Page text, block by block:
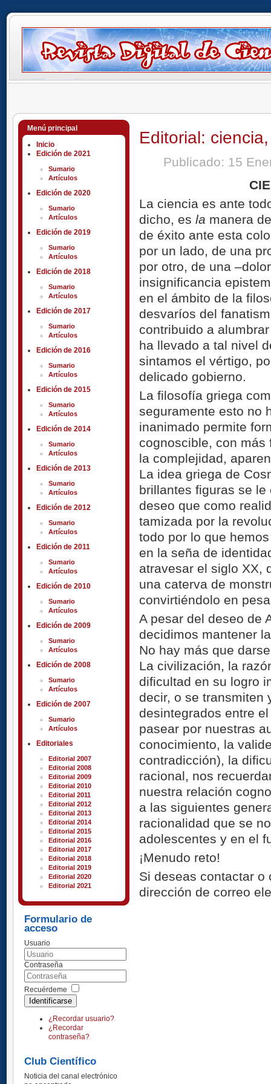
Menú principal
Inicio
Edición de 2021
Sumario
Artículos
Edición de 2020
Sumario
Artículos
Edición de 2019
Sumario
Artículos
Edición de 2018
Sumario
Artículos
Edición de 2017
Sumario
Artículos
Edición de 2016
Sumario
Artículos
Edición de 2015
Sumario
Artículos
Edición de 2014
Sumario
Artículos
Edición de 2013
Sumario
Artículos
Edición de 2012
Sumario
Artículos
Edición de 2011
Sumario
Artículos
Edición de 2010
Sumario
Artículos
Edición de 2009
Sumario
Artículos
Edición de 2008
Sumario
Artículos
Edición de 2007
Sumario
Artículos
Editoriales
Editorial 2007
Editorial 2008
Editorial 2009
Editorial 2010
Editorial 2011
Editorial 2012
Editorial 2013
Editorial 2014
Editorial 2015
Editorial 2016
Editorial 2017
Editorial 2018
Editorial 2019
Editorial 2020
Editorial 2021
Formulario de
acceso
Usuario
Contraseña
Recuérdeme
Identificarse
¿Recordar usuario?
¿Recordar
contraseña?
Club Científico
Noticia del canal electrónico
Editorial:
Publicado: 15
La ciencia es ante
dicho, es la manera
de éxito ante esta
por un lado, de una
por otro, de una
insignificancia
en el ámbito de la
desvaríos del
contribuido a
ha llevado a tal nivel
sintamos el vértigo,
delicado gobierno.
La filosofía griega
seguramente esto no
inanimado permite
cognoscible, con
la complejidad,
La idea griega de
brillantes figuras se
deseo que como
tamizada por la
todo por lo que
en la seña de
atravesar el siglo XX,
una caterva de
convirtiéndolo en
A pesar del deseo de
decidimos mantener
No hay más que
La civilización, la
dificultad en su logro
decir, o se transmiten
desintegrados entre
pasear por nuestras
conocimiento, la
contradicción), la
racional, nos
nuestra relación
a las siguientes
racionalidad que se
adolescentes y en el
¡Menudo reto!
Si deseas contactar o
dirección de correo